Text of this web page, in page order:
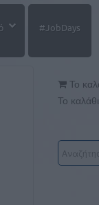
#JobDays
Το
Το